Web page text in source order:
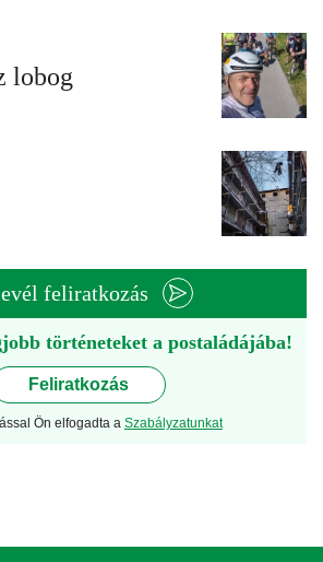
lobog
feliratkozás
történeteket a postaládájába!
Feliratkozás
Ön elfogadta a Szabályzatunkat